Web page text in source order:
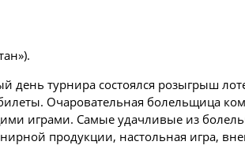
день турнира состоялся розыгрыш
Очаровательная болельщица
играми. Самые удачливые из
продукции, настольная игра,